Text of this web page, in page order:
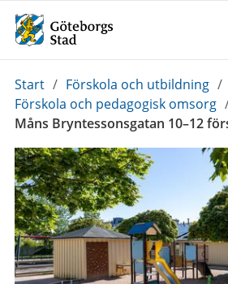
Du
är
här:
Start / Förskola och utbildning /
Förskola och pedagogisk omsorg
Måns Bryntessonsgatan 10–12